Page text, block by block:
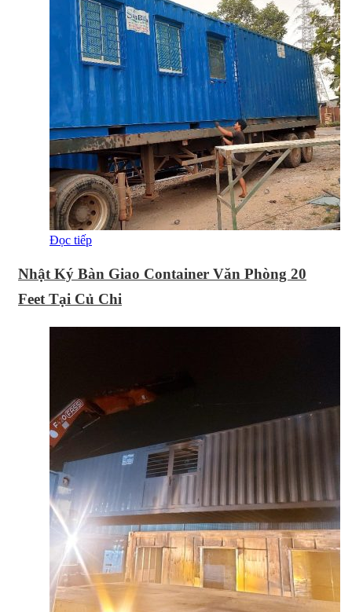
Đọc tiếp
Nhật Ký Bàn Giao Container Văn Phòng 20
Feet Tại Củ Chi